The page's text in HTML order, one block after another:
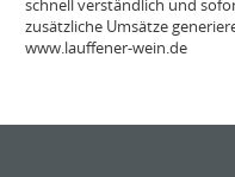
schnell verständlich und
zusätzliche Umsätze
www.lauffener-wein.de